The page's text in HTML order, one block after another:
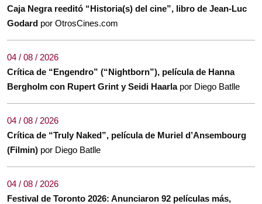
Caja Negra reeditó “Historia(s) del cine”, libro de Jean-Luc
Godard por OtrosCines.com
04 / 08 / 2026
Crítica de “Engendro” (“Nightborn”), película de Hanna
Bergholm con Rupert Grint y Seidi Haarla por Diego Batlle
04 / 08 / 2026
Crítica de “Truly Naked”, película de Muriel d’Ansembourg
(Filmin) por Diego Batlle
04 / 08 / 2026
Festival de Toronto 2026: Anunciaron 92 películas más,